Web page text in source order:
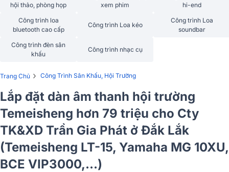
hội thảo, phòng họp
xem phim
hi-end
Công trình loa
bluetooth cao cấp
Công trình Loa kéo
Công trình Loa
soundbar
Công trình đèn sân
khấu
Công trình nhạc cụ
Trang Chủ › Công Trình Sân Khấu, Hội Trường
Lắp đặt dàn âm thanh hội trường
Temeisheng hơn 79 triệu cho Cty
TK&XD Trần Gia Phát ở Đắk Lắk
(Temeisheng LT-15, Yamaha MG 10XU,
BCE VIP3000,...)